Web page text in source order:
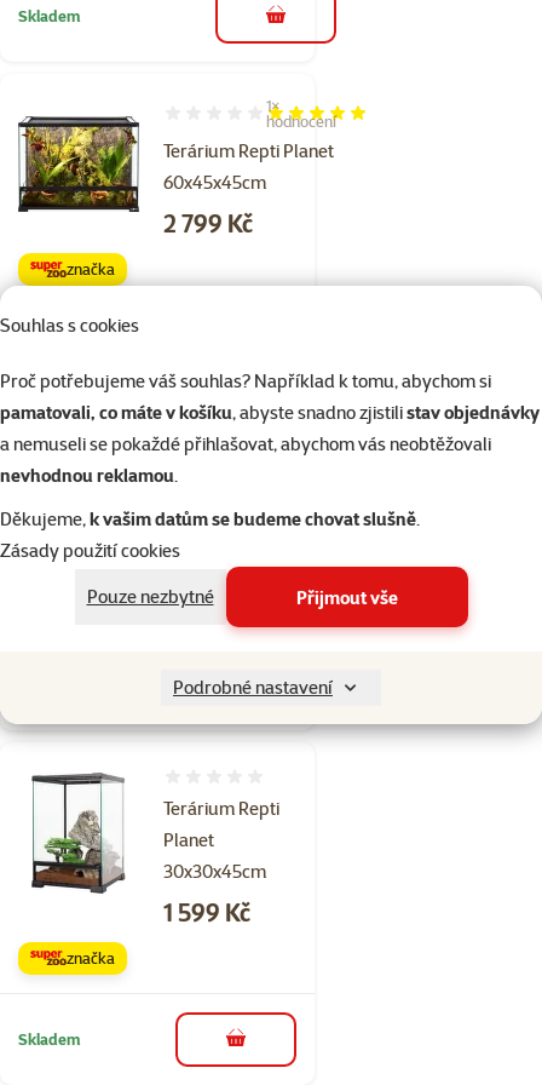
Souhlas s cookies
Proč potřebujeme váš souhlas? Například k tomu, abychom si
pamatovali, co máte v košíku, abyste snadno zjistilistav objednávky
a nemuseli se pokaždé přihlašovat, abychom vás neobtěžovali
nevhodnou reklamou.
Děkujeme,k vašim datům se budeme chovat slušně.
Zásady použití cookies
Pouze nezbytné
Přijmout vše
Podrobné nastavení
Skladem do košíku
Terárium Repti Planet
60x45x45cm
Hodnocení 100%, počet hodnocení: 1
1×
hodnocení
Cena
2 799 Kč
značka
Terárium Repti Planet
60x45x90cm
Hodnocení 100%, počet hodnocení: 1
1×
hodnocení
Cena
4 399 Kč
značka
do košíku
Terárium Repti
Planet
30x30x45cm
Cena
1 599 Kč
značka
Skladem do košíku